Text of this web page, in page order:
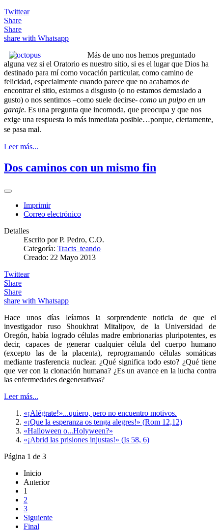
Twittear
Share
Share
share with Whatsapp
Más de uno nos hemos preguntado
alguna vez si el Oratorio es nuestro sitio, si es el lugar que Dios ha
destinado para mí como vocación particular, como camino de
felicidad, especialmente cuando parece que no acabamos de
encontrar el sitio, estamos a disgusto (o no estamos demasiado a
gusto) o nos sentimos –como suele decirse- como un pulpo en un
garaje. Es una pregunta que incomoda, que preocupa y que nos
exige una respuesta lo más inmediata posible…porque, ciertamente,
se pasa mal.
Leer más...
Dos caminos con un mismo fin
Imprimir
Correo electrónico
Detalles
Escrito porP. Pedro, C.O.
Categoría: Tracts_teando
Creado: 22 Mayo 2013
Twittear
Share
Share
share with Whatsapp
Hace unos días leíamos la sorprendente noticia de que el
investigador ruso Shoukhrat Mitalipov, de la Universidad de
Oregón, había logrado células madre embrionarias pluripotentes, es
decir, capaces de generar cualquier célula del cuerpo humano
(excepto las de la placenta), reprogramando células somáticas
mediante trasferencia nuclear. ¿Qué significa todo esto? ¿Qué tiene
que ver con la clonación humana? ¿Es un avance en la lucha contra
las enfermedades degenerativas?
Leer más...
«¡Alégrate!»...quiero, pero no encuentro motivos.
«¡Que la esperanza os tenga alegres!» (Rom 12,12)
«Halloween o...Holyween?»
«¡Abrid las prisiones injustas!» (Is 58, 6)
Página 1 de 3
Inicio
Anterior
1
2
3
Siguiente
Final